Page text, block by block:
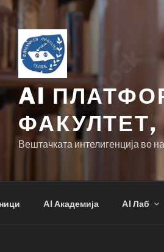
AI
Вештачката интелигенција во
AI Академија AI Лаб